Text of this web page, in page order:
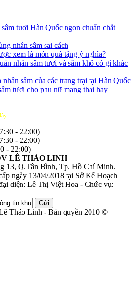
tươi Hàn Quốc ngon chuẩn chất
nhân sâm sai cách
xem là món quà tặng ý nghĩa?
nhân sâm tươi và sâm khô có gì khác
sâm của các trang trại tại Hàn Quốc
tươi cho phụ nữ mang thai hay
- 22:00)
- 22:00)
- 22:00)
LÊ THẢO LINH
13, Q.Tân Bình, Tp. Hồ Chí Minh.
ngày 13/04/2018 tại Sở Kế Hoạch
diện: Lê Thị Việt Hoa - Chức vụ:
Gửi
Thảo Linh - Bản quyền 2010 ©